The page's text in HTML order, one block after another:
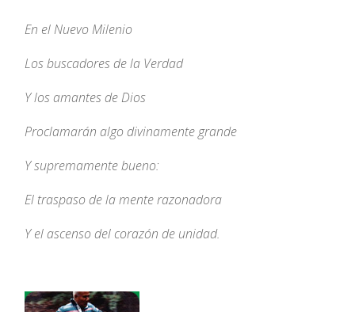
En el Nuevo Milenio
Los buscadores de la Verdad
Y los amantes de Dios
Proclamarán algo divinamente grande
Y supremamente bueno:
El traspaso de la mente razonadora
Y el ascenso del corazón de unidad.